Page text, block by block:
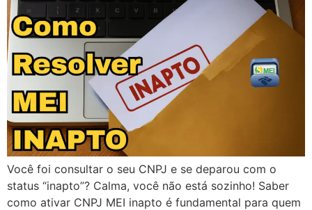
Você foi consultar o seu CNPJ e se deparou com o
status “inapto”? Calma, você não está sozinho! Saber
como ativar CNPJ MEI inapto é fundamental para quem